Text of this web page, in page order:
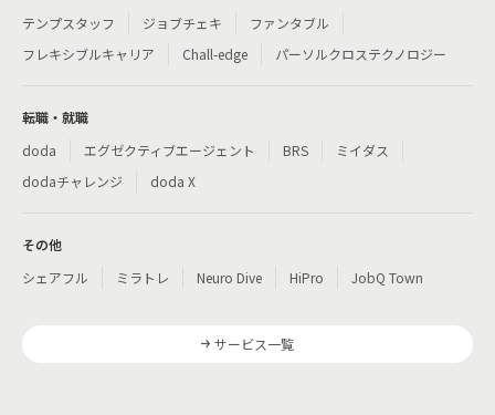
テンプスタッフ
ジョブチェキ
ファンタブル
フレキシブルキャリア
Chall-edge パーソルクロステクノロジー
転職・就職
doda
エグゼクティブエージェント BRS
ミイダス
dodaチャレンジ
doda X
その他
シェアフル
ミラトレ Neuro Dive HiPro JobQ Town
サービス一覧